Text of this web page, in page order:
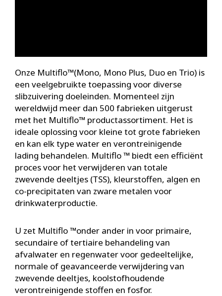
Onze Multiflo™(Mono, Mono Plus, Duo en Trio) is
een veelgebruikte toepassing voor diverse
slibzuivering doeleinden. Momenteel zijn
wereldwijd meer dan 500 fabrieken uitgerust
met het Multiflo™ productassortiment. Het is
ideale oplossing voor kleine tot grote fabrieken
en kan elk type water en verontreinigende
lading behandelen. Multiflo ™ biedt een efficiënt
proces voor het verwijderen van totale
zwevende deeltjes (TSS), kleurstoffen, algen en
co-precipitaten van zware metalen voor
drinkwaterproductie.
U zet Multiflo ™onder ander in voor primaire,
secundaire of tertiaire behandeling van
afvalwater en regenwater voor gedeeltelijke,
normale of geavanceerde verwijdering van
zwevende deeltjes, koolstofhoudende
verontreinigende stoffen en fosfor.